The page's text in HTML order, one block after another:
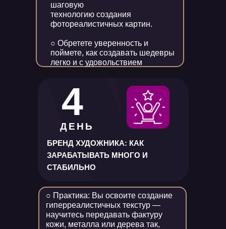
шаговую
технологию создания
фотореалистичных картин.
○ Обретете уверенность и
поймете, как создавать шедевры
легко и с удовольствием
○ Практика: Вы освоите создание
гиперреалистичных текстур —
научитесь передавать фактуру
кожи, металла или дерева так,
БРЕНД ХУДОЖНИКА: КАК
ЗАРАБАТЫВАТЬ МНОГО И
СТАБИЛЬНО
4
ДЕНЬ